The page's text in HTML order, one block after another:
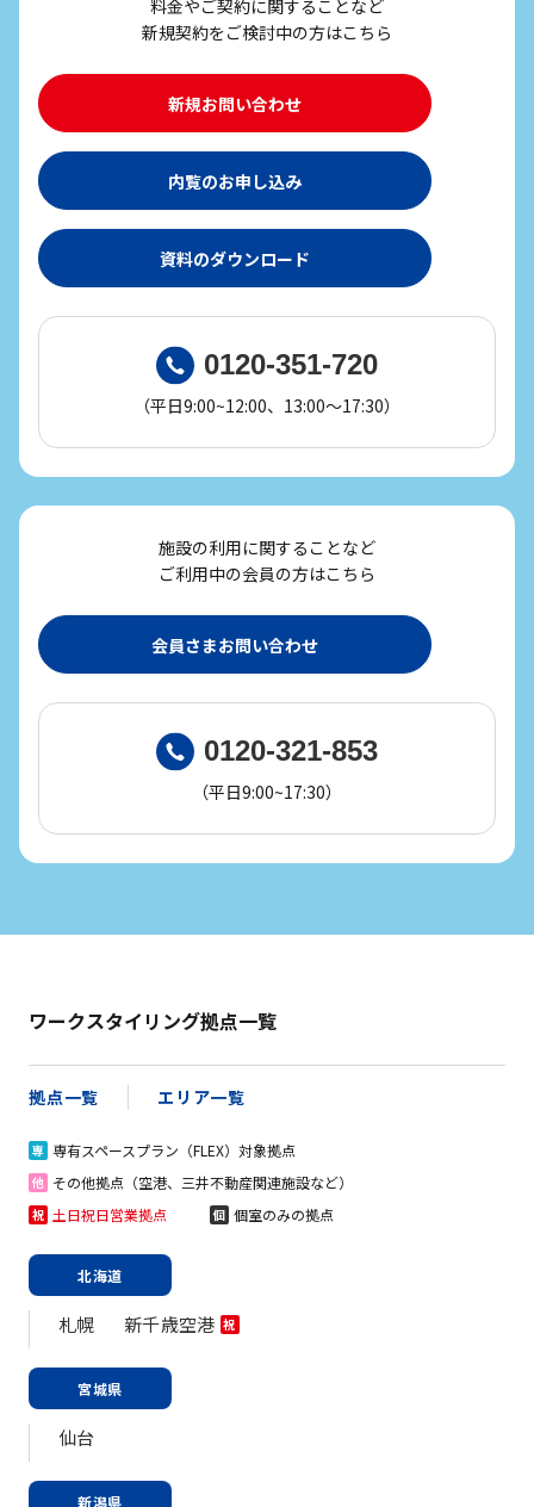
料金やご契約に関することなど
新規契約をご検討中の方はこちら
新規お問い合わせ
内覧のお申し込み
資料のダウンロード
0120-351-720
（平日9:00~12:00、13:00～17:30）
施設の利用に関することなど
ご利用中の会員の方はこちら
会員さまお問い合わせ
0120-321-853
（平日9:00~17:30）
ワークスタイリング拠点一覧
拠点一覧 エリア一覧
専 専有スペースプラン（FLEX）対象拠点
他 その他拠点（空港、三井不動産関連施設など）
祝 土日祝日営業拠点 個 個室のみの拠点
北海道
札幌 新千歳空港 祝
宮城県
仙台
新潟県